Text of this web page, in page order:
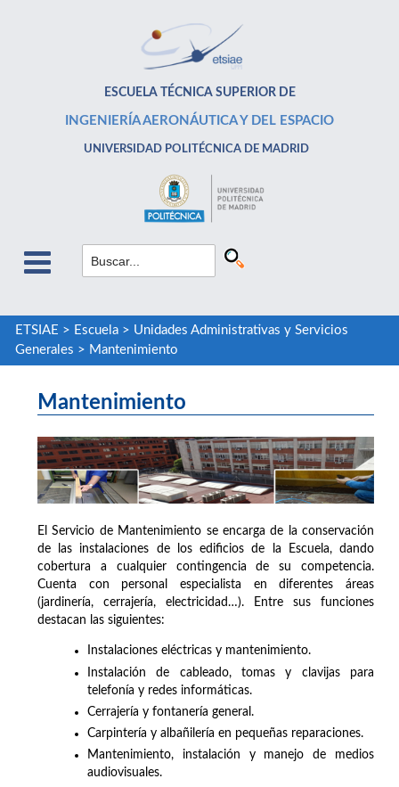
ESCUELA TÉCNICA SUPERIOR DE
INGENIERÍA AERONÁUTICA Y DEL ESPACIO
UNIVERSIDAD POLITÉCNICA DE MADRID
ETSIAE > Escuela> Unidades Administrativas y Servicios
Generales > Mantenimiento
Mantenimiento
El Servicio de Mantenimiento se encarga de la conservación
de las instalaciones de los edificios de la Escuela, dando
cobertura a cualquier contingencia de su competencia.
Cuenta con personal especialista en diferentes áreas
(jardinería, cerrajería, electricidad…). Entre sus funciones
destacan las siguientes:
Instalaciones eléctricas y mantenimiento.
Instalación de cableado, tomas y clavijas para
telefonía y redes informáticas.
Cerrajería y fontanería general.
Carpintería y albañilería en pequeñas reparaciones.
Mantenimiento, instalación y manejo de medios
audiovisuales.